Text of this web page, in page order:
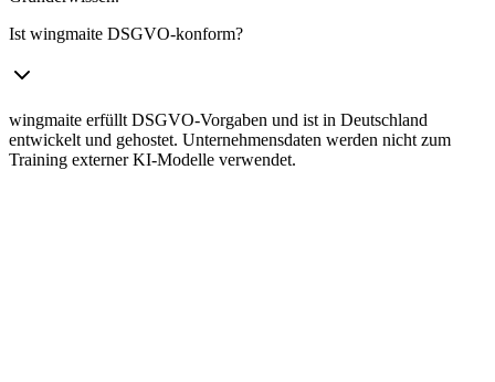
Ist wingmaite DSGVO-konform?
wingmaite erfüllt DSGVO-Vorgaben und ist in Deutschland
entwickelt und gehostet. Unternehmensdaten werden nicht zum
Training externer KI-Modelle verwendet.